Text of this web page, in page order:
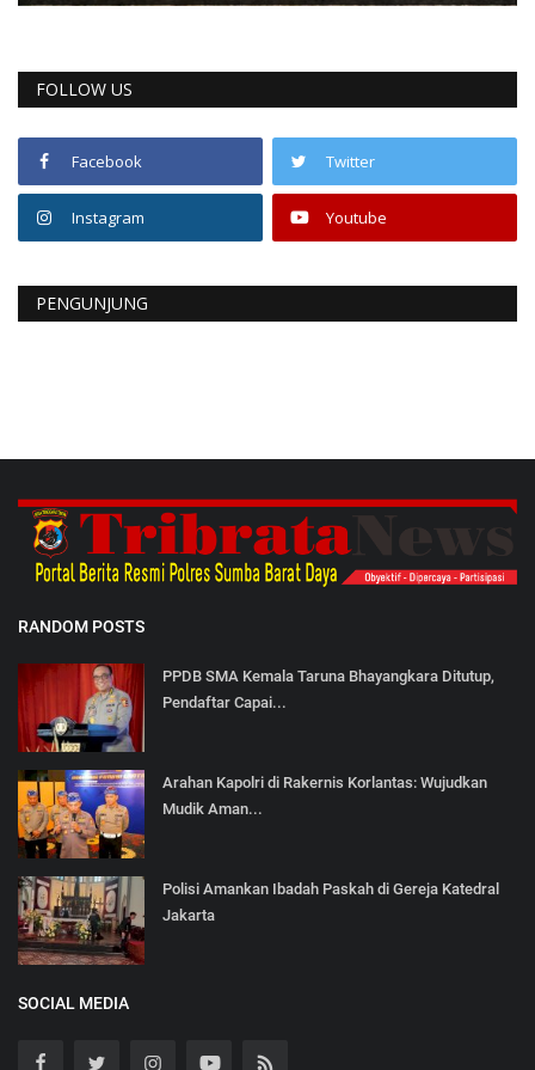
FOLLOW US
Facebook Twitter
Instagram Youtube
PENGUNJUNG
RANDOM POSTS
PPDB SMA Kemala Taruna Bhayangkara Ditutup,
Pendaftar Capai...
Arahan Kapolri di Rakernis Korlantas: Wujudkan
Mudik Aman...
Polisi Amankan Ibadah Paskah di Gereja Katedral
Jakarta
SOCIAL MEDIA